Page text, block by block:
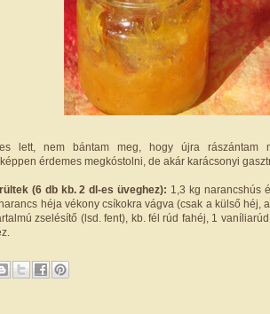
lett, nem bántam meg, hogy újra rászántam
érdemes megkóstolni, de akár karácsonyi
(6 db kb. 2 dl-es üveghez): 1,3 kg narancshús
héja vékony csíkokra vágva (csak a külső héj,
zselésítő (lsd. fent), kb. fél rúd fahéj, 1